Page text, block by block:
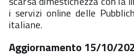
i servizi online delle
italiane.
Aggiornamento 15/10/